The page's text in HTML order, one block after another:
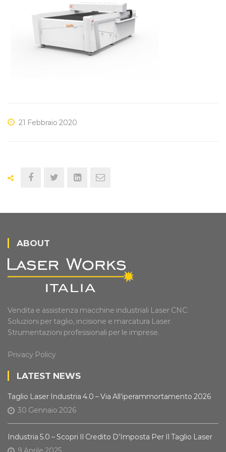
LASER
WORKS
ITALIA
21 Febbraio 2020
ABOUT
Vendita e assistenza macchine industriali Laser CNC.
Soluzioni per taglio, incisione e marcatura Laser.
Strumentazioni professionali per le imprese.
Privacy Policy
LATEST NEWS
Taglio Laser Industria 4.0 – Via All’iperammortamento 2026
30 Gennaio 2026
Industria 5.0 – Scopri Il Credito D’Imposta Per Il Taglio Laser